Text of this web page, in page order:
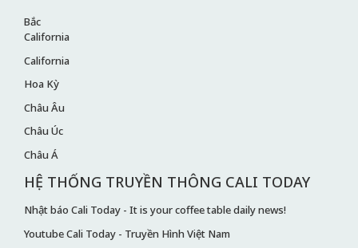
Bắc
California
California
Hoa Kỳ
Châu Âu
Châu Úc
Châu Á
HỆ THỐNG TRUYỀN THÔNG CALI TODAY
Nhật báo Cali Today - It is your coffee table daily news!
Youtube Cali Today - Truyền Hình Việt Nam